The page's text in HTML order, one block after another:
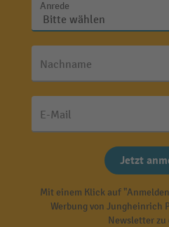
Anrede
Nachname
E-Mail
Jetzt
Mit einem Klick auf
Werbung von Jungheinrich
Newsletter